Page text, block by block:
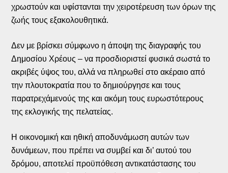
χρωστούν και υφίστανται την χειροτέρευση των όρων της
ζωής τους εξακολουθητικά.
Δεν με βρίσκει σύμφωνο η άποψη της διαγραφής του
Δημοσίου Χρέους – να προσδιοριστεί φυσικά σωστά το
ακριβές ύψος του, αλλά να πληρωθεί στο ακέραιο από
την πλουτοκρατία που το δημιούργησε και τους
παρατρεχάμενούς της και ακόμη τους ευρωστότερους
της εκλογικής της πελατείας.
Η οικονομική και ηθική αποδυνάμωση αυτών των
δυνάμεων, που πρέπει να συμβεί και δι’ αυτού του
δρόμου, αποτελεί προϋπόθεση αντικατάστασης του